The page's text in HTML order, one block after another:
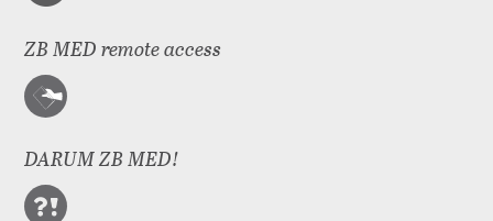
ZB MED remote access
DARUM ZB MED!